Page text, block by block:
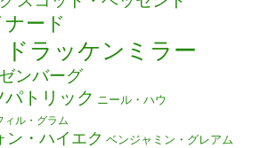
ード
ラッケンミラー
ンバーグ
パトリック ニール・ハウ
ィル・グラム
ン・ハイエク ベンジャミン・グレアム